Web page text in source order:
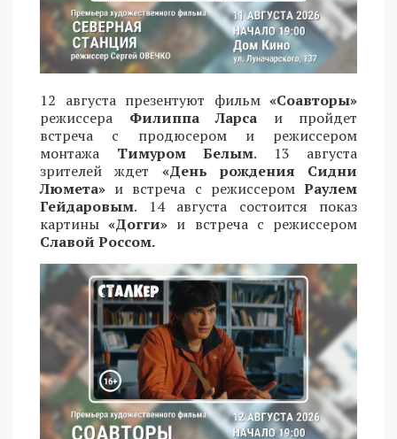
12 августа презентуют фильм «Соавторы»
режиссера Филиппа Ларса и пройдет
встреча с продюсером и режиссером
монтажа Тимуром Белым. 13 августа
зрителей ждет «День рождения Сидни
Люмета» и встреча с режиссером Раулем
Гейдаровым. 14 августа состоится показ
картины«Догги» и встреча с режиссером
Славой Россом.